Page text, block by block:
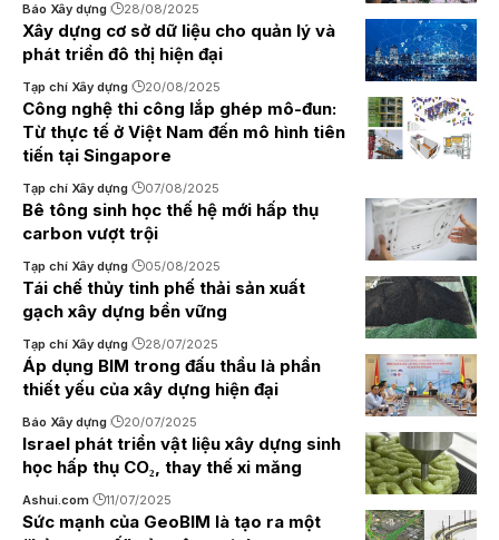
Báo Xây dựng 28/08/2025
Xây dựng cơ sở dữ liệu cho quản lý và
phát triển đô thị hiện đại
Tạp chí Xây dựng 20/08/2025
Công nghệ thi công lắp ghép mô-đun:
Từ thực tế ở Việt Nam đến mô hình tiên
tiến tại Singapore
Tạp chí Xây dựng 07/08/2025
Bê tông sinh học thế hệ mới hấp thụ
carbon vượt trội
Tạp chí Xây dựng 05/08/2025
Tái chế thủy tinh phế thải sản xuất
gạch xây dựng bền vững
Tạp chí Xây dựng 28/07/2025
Áp dụng BIM trong đấu thầu là phần
thiết yếu của xây dựng hiện đại
Báo Xây dựng 20/07/2025
Israel phát triển vật liệu xây dựng sinh
học hấp thụ CO₂, thay thế xi măng
Ashui.com 11/07/2025
Sức mạnh của GeoBIM là tạo ra một